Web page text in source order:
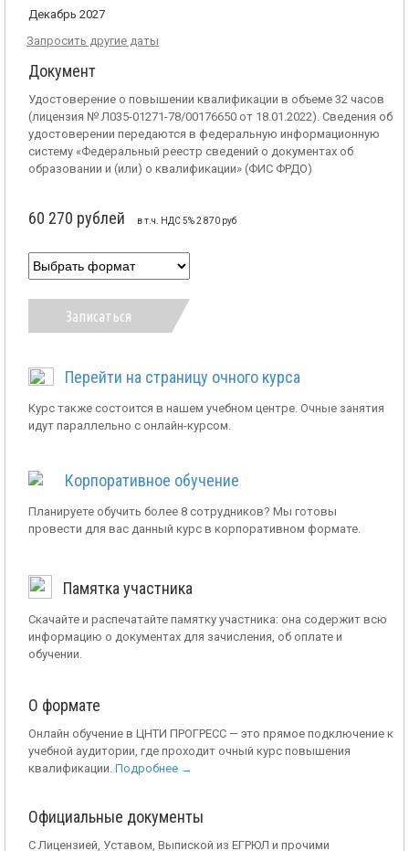
Декабрь 2027
Запросить другие даты
Документ
Удостоверение о повышении квалификации в объеме 32 часов
(лицензия № Л035-01271-78/00176650 от 18.01.2022). Сведения об
удостоверении передаются в федеральную информационную
систему «Федеральный реестр сведений о документах об
образовании и (или) о квалификации» (ФИС ФРДО)
60 270 рублей в т.ч. НДС 5% 2 870 руб
Записаться
Перейти на страницу очного курса
Курс также состоится в нашем учебном центре. Очные занятия
идут параллельно с онлайн-курсом.
Корпоративное обучение
Планируете обучить более 8 сотрудников? Мы готовы
провести для вас данный курс в корпоративном формате.
Памятка участника
Скачайте и распечатайте памятку участника: она содержит всю
информацию о документах для зачисления, об оплате и
обучении.
О формате
Онлайн обучение в ЦНТИ ПРОГРЕСС — это прямое подключение к
учебной аудитории, где проходит очный курс повышения
квалификации. Подробнее →
Официальные документы
С Лицензией, Уставом, Выпиской из ЕГРЮЛ и прочими